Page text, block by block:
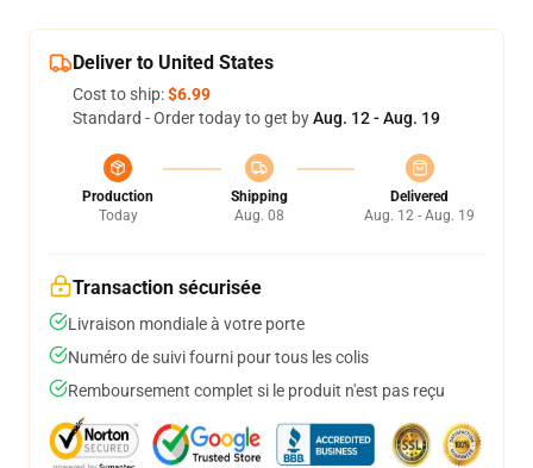
Deliver to United States
Cost to ship:$6.99
Standard - Order today to get byAug. 12 - Aug. 19
Production
Today
Shipping
Aug. 08
Delivered
Aug. 12 - Aug. 19
Transaction sécurisée
Livraison mondiale à votre porte
Numéro de suivi fourni pour tous les colis
Remboursement complet si le produit n'est pas reçu